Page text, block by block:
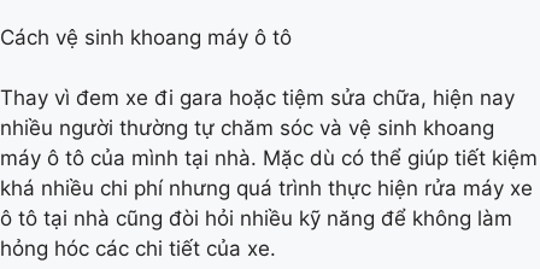
Cách vệ sinh khoang máy ô tô
Thay vì đem xe đi gara hoặc tiệm sửa chữa, hiện nay
nhiều người thường tự chăm sóc và vệ sinh khoang
máy ô tô của mình tại nhà. Mặc dù có thể giúp tiết kiệm
khá nhiều chi phí nhưng quá trình thực hiện rửa máy xe
ô tô tại nhà cũng đòi hỏi nhiều kỹ năng để không làm
hỏng hóc các chi tiết của xe.